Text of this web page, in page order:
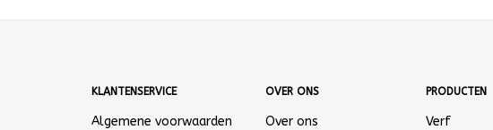
KLANTENSERVICE
Algemene voorwaarden
OVER ONS
Over ons
PRODUCTEN
Verf